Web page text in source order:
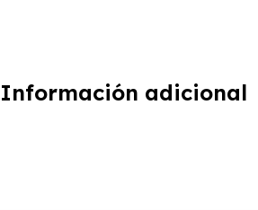
Información adicional